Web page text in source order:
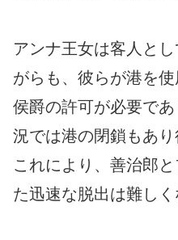
アンナ王女は客人と
がらも、彼らが港を
侯爵の許可が必要で
況では港の閉鎖もあり
これにより、善治郎
た迅速な脱出は難しく